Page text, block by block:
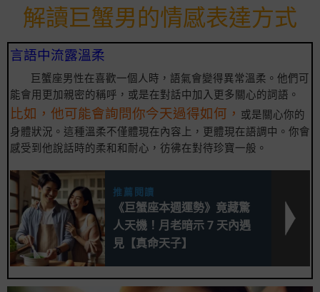
解讀巨蟹男的情感表達方式
言語中流露溫柔
巨蟹座男性在喜歡一個人時，語氣會變得異常溫柔。他們可
能會用更加親密的稱呼，或是在對話中加入更多關心的詞語。
比如，他可能會詢問你今天過得如何， 或是關心你的
身體狀況。這種溫柔不僅體現在內容上，更體現在語調中。你會
感受到他說話時的柔和和耐心，彷彿在對待珍寶一般。
推薦閱讀
《巨蟹座本週運勢》竟藏驚
人天機！月老暗示 7 天內遇
見【真命天子】